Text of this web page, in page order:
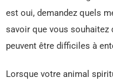
est oui, demandez quels
savoir que vous souhaitez
peuvent être difficiles à
Lorsque votre animal